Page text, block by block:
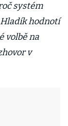
systém
hodnotí
volbě na
v